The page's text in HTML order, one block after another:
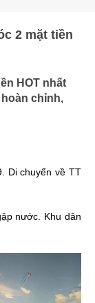
2 mặt tiền
HOT nhất
chỉnh,
Di chuyển về TT
nước. Khu dân